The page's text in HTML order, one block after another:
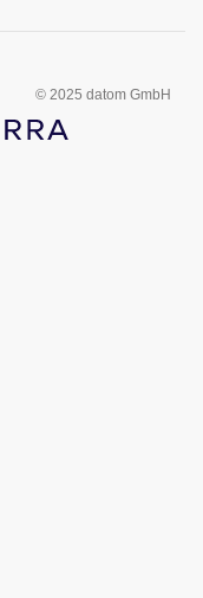
© 2025 datom GmbH